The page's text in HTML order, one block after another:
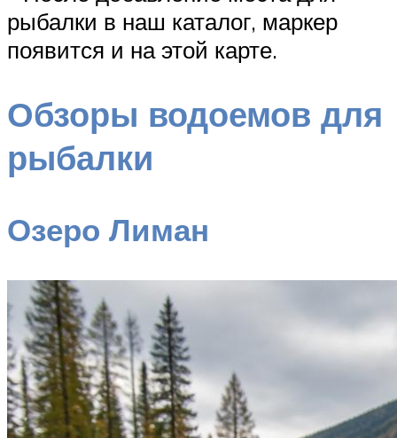
рыбалки в наш каталог, маркер
появится и на этой карте.
Обзоры водоемов для
рыбалки
Озеро Лиман